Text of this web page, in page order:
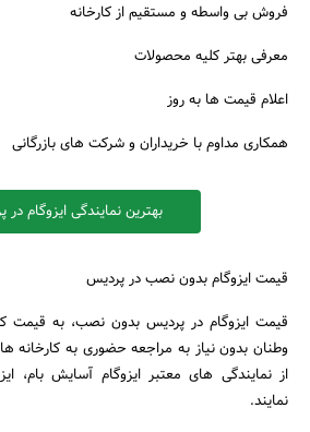
فروش بی واسطه و مستقیم از کارخانه
معرفی بهتر کلیه محصولات
اعلام قیمت ها به روز
همکاری مداوم با خریداران و شرکت های بازرگانی
بهترین نمایندگی ایزوگام
قیمت ایزوگام بدون نصب در پردیس
قیمت ایزوگام در پردیس بدون نصب، به قیمت
وطنان بدون نیاز به مراجعه حضوری به کارخانه
از نمایندگی های معتبر ایزوگام آسایش بام،
نمایند.